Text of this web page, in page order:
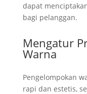
dapat
bagi pelanggan.
Mengatur
Warna
Pengelompokan
rapi dan estetis,